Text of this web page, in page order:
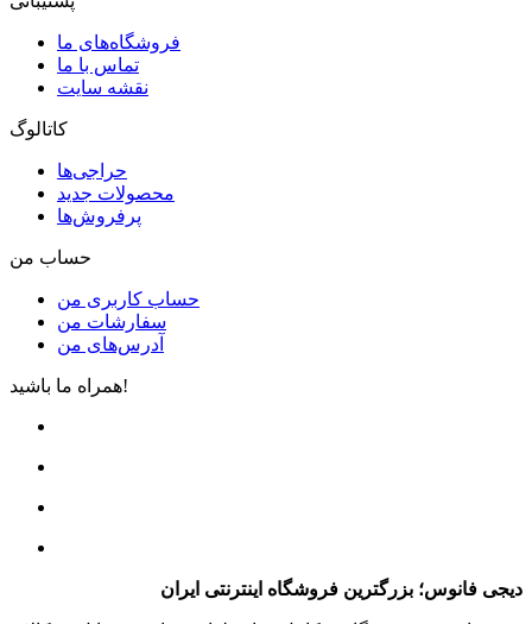
فروشگاه‌های ما
تماس با ما
نقشه سایت
کاتالوگ
حراجی‌ها
محصولات جدید
پرفروش‌ها
حساب من
حساب کاربری من
سفارشات من
آدرس‌های من
همراه ما باشید!
دیجی فانوس؛ بزرگترین فروشگاه اینترنتی ایران